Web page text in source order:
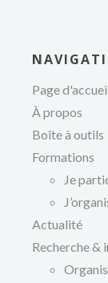
de
Page
À propos
Boîte à outils
Formations
Je
Actualité
Recherche &